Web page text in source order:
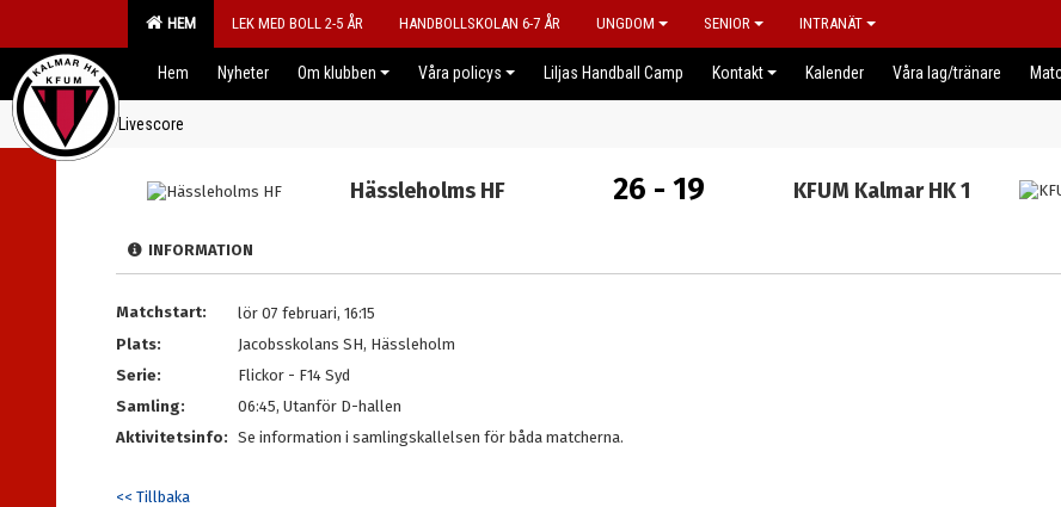
HEM LEK MED BOLL 2-5 ÅR HANDBOLLSKOLAN 6-7 ÅR UNGDOM SENIOR INTRANÄT
Hem Nyheter Om klubben Våra policys Liljas Handball Camp Kontakt Kalender Våra lag/tränare
Livescore
Hässleholms HF 26 - 19 KFUM Kalmar HK 1
INFORMATION
Matchstart:
lör 07 februari, 16:15
Plats:
Jacobsskolans SH, Hässleholm
Serie:
Flickor - F14 Syd
Samling:
06:45, Utanför D-hallen
Aktivitetsinfo: Se information i samlingskallelsen för båda matcherna.
<< Tillbaka